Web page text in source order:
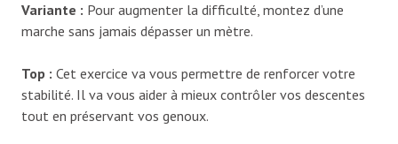
Variante : Pour augmenter la difficulté, montez d’une
marche sans jamais dépasser un mètre.
Top : Cet exercice va vous permettre de renforcer votre
stabilité. Il va vous aider à mieux contrôler vos descentes
tout en préservant vos genoux.